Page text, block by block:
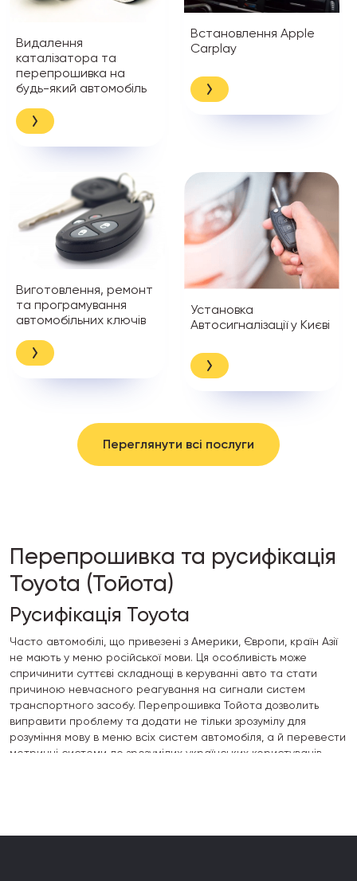
Видалення
каталізатора та
перепрошивка на
будь-який автомобіль
Встановлення Apple
Carplay
Виготовлення, ремонт
та програмування
автомобільних ключів
Установка
Автосигналізації у Києві
Переглянути всі послуги
Перепрошивка та русифікація
Toyota (Тойота)
Русифікація Toyota
Часто автомобілі, що привезені з Америки, Європи, країн Азії
не мають у меню російської мови. Ця особливість може
спричинити суттєві складнощі в керуванні авто та стати
причиною невчасного реагування на сигнали систем
транспортного засобу. Перепрошивка Тойота дозволить
виправити проблему та додати не тільки зрозумілу для
розуміння мову в меню всіх систем автомобіля, а й перевести
метричні системи до зрозумілих українських користувачів.